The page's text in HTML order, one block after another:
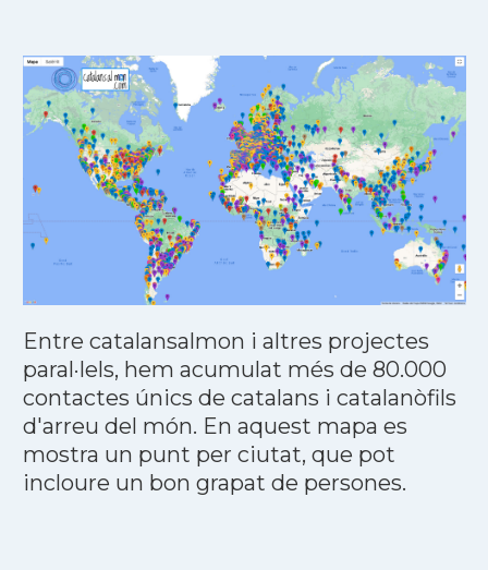
Entre catalansalmon i altres projectes
paral·lels, hem acumulat més de 80.000
contactes únics de catalans i catalanòfils
d'arreu del món. En aquest mapa es
mostra un punt per ciutat, que pot
incloure un bon grapat de persones.